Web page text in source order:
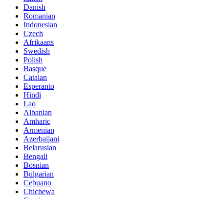
Danish
Romanian
Indonesian
Czech
Afrikaans
Swedish
Polish
Basque
Catalan
Esperanto
Hindi
Lao
Albanian
Amharic
Armenian
Azerbaijani
Belarusian
Bengali
Bosnian
Bulgarian
Cebuano
Chichewa